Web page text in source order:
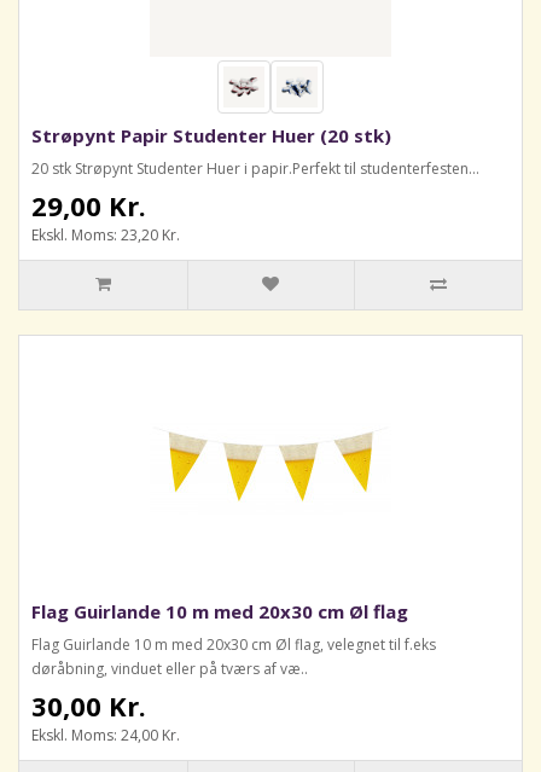
Strøpynt Papir Studenter Huer (20 stk)
20 stk Strøpynt Studenter Huer i papir.Perfekt til studenterfesten...
29,00 Kr.
Ekskl. Moms: 23,20 Kr.
Flag Guirlande 10 m med 20x30 cm Øl flag
Flag Guirlande 10 m med 20x30 cm Øl flag, velegnet til f.eks
døråbning, vinduet eller på tværs af væ..
30,00 Kr.
Ekskl. Moms: 24,00 Kr.